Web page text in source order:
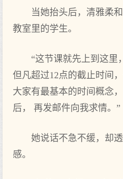
当她抬头后，清雅柔
教室里的学生。
“这节课就先上到这里
但凡超过12点的截止时间
大家有最基本的时间概念
后， 再发邮件向我求情。”
她说话不急不缓，却
感。